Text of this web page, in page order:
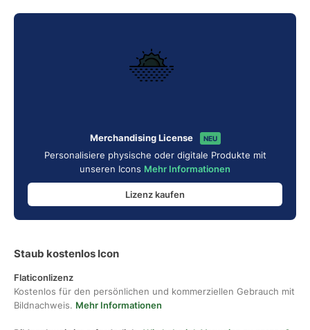
Merchandising License NEU
Personalisiere physische oder digitale Produkte mit
unseren Icons Mehr Informationen
Lizenz kaufen
Staub kostenlos Icon
Flaticonlizenz
Kostenlos für den persönlichen und kommerziellen Gebrauch mit
Bildnachweis. Mehr Informationen